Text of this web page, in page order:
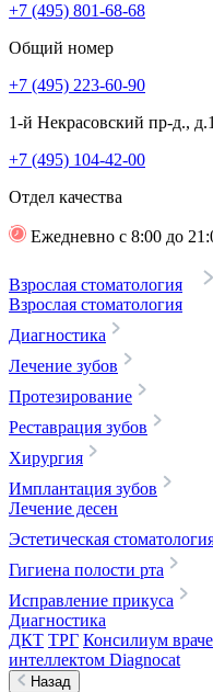
+7 (495) 801-68-68
Общий номер
+7 (495) 223-60-90
1-й Некрасовский пр-д.,
+7 (495) 104-42-00
Отдел качества
Ежедневно с 8:00 до
Взрослая стоматология
Взрослая стоматология
Диагностика
Лечение зубов
Протезирование
Реставрация зубов
Хирургия
Имплантация зубов
Лечение десен
Эстетическая
Гигиена полости рта
Исправление прикуса
Диагностика
ДКТ ТРГ Консилиум
интеллектом Diagnocat
Назад